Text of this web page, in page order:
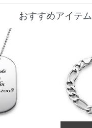
おすすめアイテム